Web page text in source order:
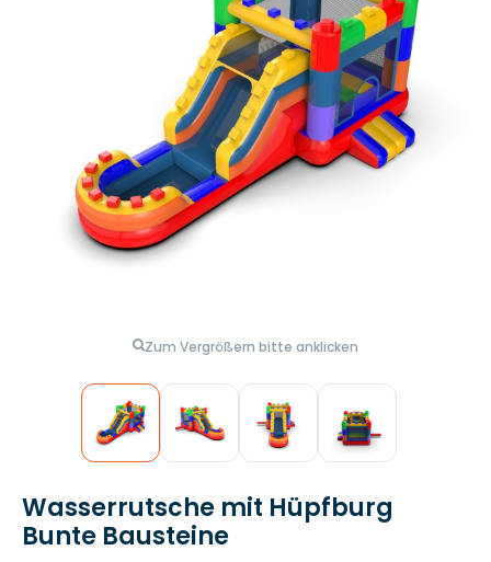
Zum Vergrößern bitte anklicken
Wasserrutsche mit Hüpfburg
Bunte Bausteine